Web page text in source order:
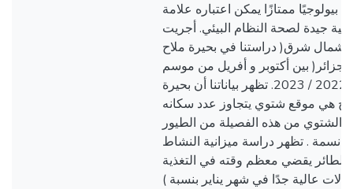
بيولوجيًا ممتازًا يمكن اعتباره علامة
جيدة لصحة النظام البيئي. أجريت
دراستنا في بحيرة ملاح )شمال شرق
الجزائر( بين أكتوبر و أفريل من موسم
الشتاء 2022 / 2023. تظهر بياناتنا أن بحيرة
هي موقع شتوي يتجاوز عدد سكانه
الشتوي من هذه الفصيلة من الطيور
11500 نسمة . تظهر دراسة ميزانية النشاط
الطائر يقضي معظم وقته في التغذية
عالية جدًا في شهر يناير بنسبة )